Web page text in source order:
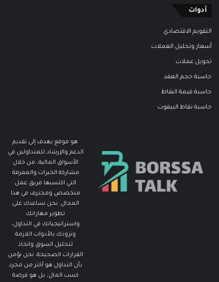
أدوات
التقويم الاقتصادي
أسعار وتحليل العملات
تحويل عملات
حاسبة حجم العقد
حاسبة قيمة النقاط
حاسبة نقاط البيفوت
هو موقع يهدف إلى تقديم
الدعم والإرشاد للمتداولين في
الأسواق المالية، من خلال
مشاركة الخبرات والمعرفة
التي اكتسبها فريق عمل
متخصص ومحترف في هذا
المجال. نحن نساعدك على
تطوير مهاراتك
واستراتيجياتك في التداول،
ونزودك بالأدوات اللازمة
لتحليل السوق واتخاذ
القرارات الصحيحة. نحن نؤمن
بأن التداول هو أكثر من مجرد
كسب المال، بل هو فرصة